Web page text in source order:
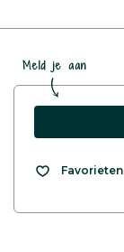
Meld je aan
Favorieten